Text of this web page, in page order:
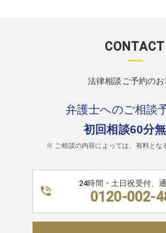
CONTACT
法律相談ご予約のお
弁護士へのご相談
初回相談60分
※ ご相談の内容によっては、有料とな
24時間・土日祝受付、
0120-002-